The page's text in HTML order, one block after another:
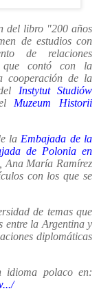
del libro "200 años
de estudios con
de relaciones
que contó con la
cooperación de la
Instytut Studiów
Muzeum Historii
la Embajada de la
de Polonia en
Ana María Ramírez
con los que se
de temas que
entre la Argentina y
diplomáticas
idioma polaco en: